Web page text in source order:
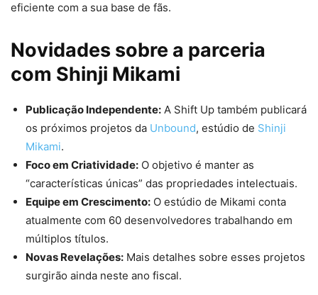
eficiente com a sua base de fãs.
Novidades sobre a parceria
com Shinji Mikami
Publicação Independente: A Shift Up também publicará
os próximos projetos da Unbound, estúdio de Shinji
Mikami.
Foco em Criatividade: O objetivo é manter as
“características únicas” das propriedades intelectuais.
Equipe em Crescimento: O estúdio de Mikami conta
atualmente com 60 desenvolvedores trabalhando em
múltiplos títulos.
Novas Revelações: Mais detalhes sobre esses projetos
surgirão ainda neste ano fiscal.